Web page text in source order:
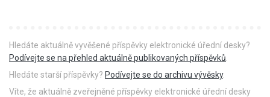
Hledáte aktuálně vyvěšené příspěvky elektronické úřední desky?
Podívejte se na přehled aktuálně publikovaných příspěvků
Hledáte starší příspěvky? Podívejte se do archivu vývěsky.
Víte, že aktuálně zveřejněné příspěvky elektronické úřední desky